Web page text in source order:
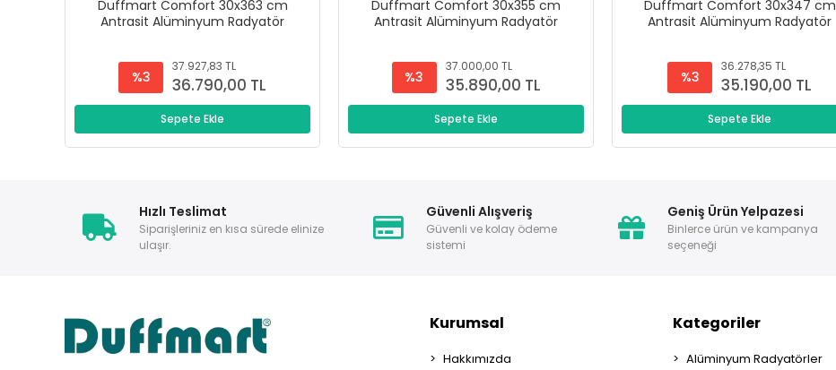
Duffmart Comfort 30x363 cm
Antrasit Alüminyum Radyatör
%3
37.927,83 TL
36.790,00 TL
Sepete Ekle
Duffmart Comfort 30x355 cm
Antrasit Alüminyum Radyatör
%3
37.000,00 TL
35.890,00 TL
Sepete Ekle
Duffmart Comfort 30x347 cm
Antrasit Alüminyum Radyatör
%3
36.278,35 TL
35.190,00 TL
Sepete Ekle
Hızlı Teslimat
Siparişleriniz en kısa sürede elinize
ulaşır.
Güvenli Alışveriş
Güvenli ve kolay ödeme
sistemi
Geniş Ürün Yelpazesi
Binlerce ürün ve kampanya
seçeneği
Kurumsal
Hakkımızda
Kategoriler
Alüminyum Radyatörler